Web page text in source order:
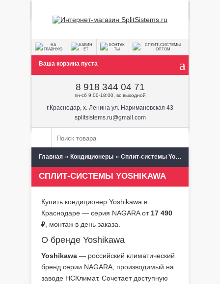
Ваша корзина пуста
8 918 344 04 71
пн-сб 9:00-18:00, вс выходной
г.Краснодар, х. Ленина ул. Наримановская 43
splitsistems.ru@gmail.com
Главная » Кондиционеры » Сплит-системы Yoshikawa
СПЛИТ-СИСТЕМЫ YOSHIKAWA
Купить кондиционер Yoshikawa в
Краснодаре — серия NAGARA от 17 490
₽, монтаж в день заказа.
О бренде Yoshikawa
Yoshikawa — российский климатический
бренд серии NAGARA, производимый на
заводе НСКлимат. Сочетает доступную